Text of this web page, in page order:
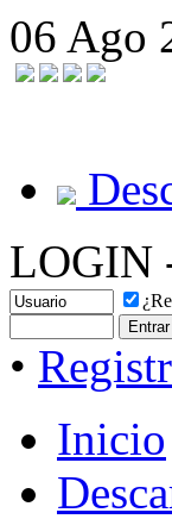
06 Ago
LOGIN
•
Inicio